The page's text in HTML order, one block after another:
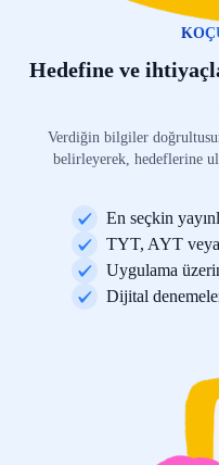
Hedefine ve
Verdiğin bilgiler
belirleyerek, hedeflerine
En seçkin
TYT, AYT veya
Uygulama
Dijital